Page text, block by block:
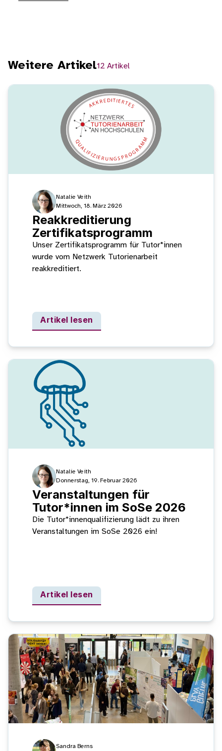
Weitere Artikel12 Artikel
Natalie Veith
Mittwoch, 18. März 2026
Reakkreditierung
Zertifikatsprogramm
Unser Zertifikatsprogramm für Tutor*innen
wurde vom Netzwerk Tutorienarbeit
reakkreditiert.
Artikel lesen
Natalie Veith
Donnerstag, 19. Februar 2026
Veranstaltungen für
Tutor*innen im SoSe 2026
Die Tutor*innenqualifizierung lädt zu ihren
Veranstaltungen im SoSe 2026 ein!
Artikel lesen
Sandra Berns